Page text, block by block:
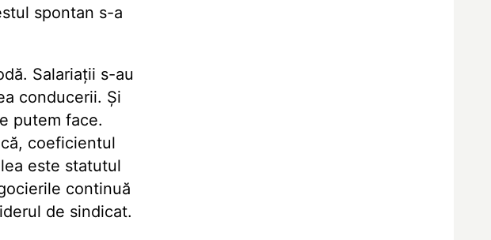
spontan s-a
Salariații s-au
conducerii. Și
putem face.
coeficientul
este statutul
continuă
de sindicat.